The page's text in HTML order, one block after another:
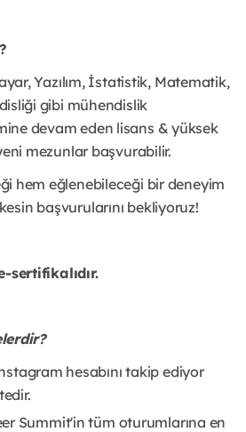
Yazılım, İstatistik, Matematik,
gibi mühendislik
devam eden lisans & yüksek
mezunlar başvurabilir.
hem eğlenebileceği bir deneyim
başvurularını bekliyoruz!
sertifikalıdır.
hesabını takip ediyor
Summit'in tüm oturumlarına en